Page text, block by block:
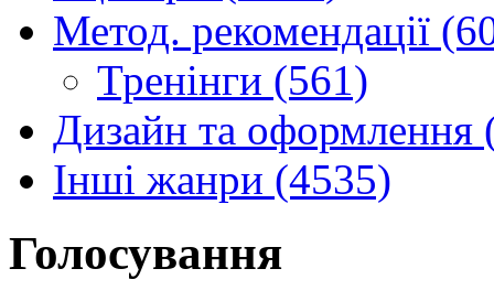
Метод. рекомендації
Тренінги (561)
Дизайн та оформлення
Інші жанри (4535)
Голосування